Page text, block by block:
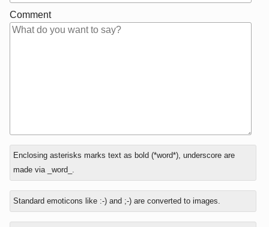
Comment
In
reply
to
Enclosing asterisks marks text as bold (*word*), underscore are
made via _word_.
Standard emoticons like :-) and ;-) are converted to images.